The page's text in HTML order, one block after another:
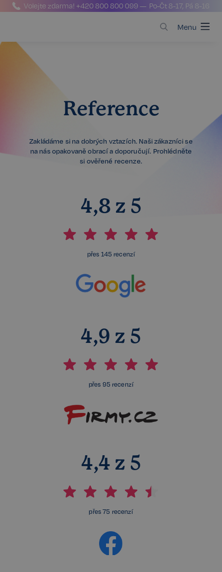
Volejte zdarma!+420 800 800 099 — Po-Čt 8-17, Pá 8-16
Menu
Reference
Zakládáme si na dobrých vztazích. Naši zákazníci se
na nás opakovaně obrací a doporučují. Prohlédněte
si ověřené recenze.
4,8 z 5
přes 145 recenzí
4,9 z 5
přes 95 recenzí
4,4 z 5
přes 75 recenzí